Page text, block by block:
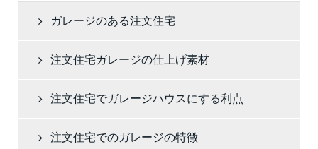
ガレージのある注文住宅
注文住宅ガレージの仕上げ素材
注文住宅でガレージハウスにする利点
注文住宅でのガレージの特徴